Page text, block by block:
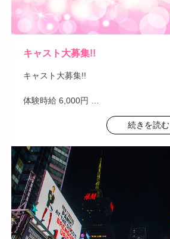
キャスト大募集!!
キャスト大募集!!
体験時給 6,000円
詳しい求人情報はコチラから
↓↓↓↓↓
続きを読む